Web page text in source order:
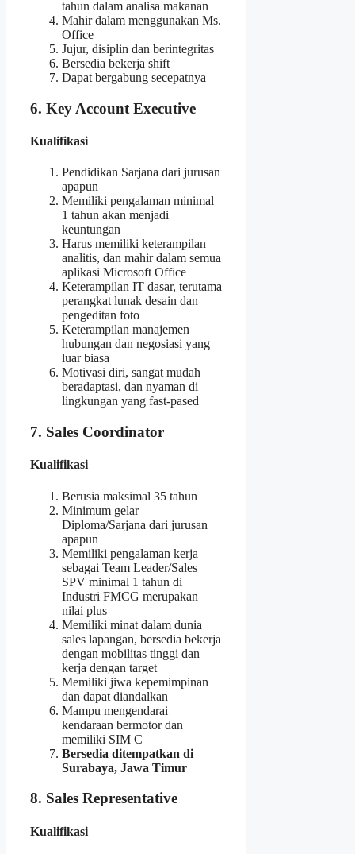
tahun dalam analisa makanan
Mahir dalam menggunakan Ms.
Office
Jujur, disiplin dan berintegritas
Bersedia bekerja shift
Dapat bergabung secepatnya
6. Key Account Executive
Kualifikasi
Pendidikan Sarjana dari jurusan
apapun
Memiliki pengalaman minimal
1 tahun akan menjadi
keuntungan
Harus memiliki keterampilan
analitis, dan mahir dalam semua
aplikasi Microsoft Office
Keterampilan IT dasar, terutama
perangkat lunak desain dan
pengeditan foto
Keterampilan manajemen
hubungan dan negosiasi yang
luar biasa
Motivasi diri, sangat mudah
beradaptasi, dan nyaman di
lingkungan yang fast-pased
7. Sales Coordinator
Kualifikasi
Berusia maksimal 35 tahun
Minimum gelar
Diploma/Sarjana dari jurusan
apapun
Memiliki pengalaman kerja
sebagai Team Leader/Sales
SPV minimal 1 tahun di
Industri FMCG merupakan
nilai plus
Memiliki minat dalam dunia
sales lapangan, bersedia bekerja
dengan mobilitas tinggi dan
kerja dengan target
Memiliki jiwa kepemimpinan
dan dapat diandalkan
Mampu mengendarai
kendaraan bermotor dan
memiliki SIM C
Bersedia ditempatkan di
Surabaya, Jawa Timur
8. Sales Representative
Kualifikasi